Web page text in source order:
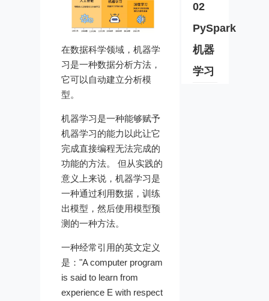
在数据科学领域，机器学
习是一种数据分析方法，
它可以自动建立分析模
型。
机器学习是一种能够赋予
机器学习的能力以此让它
完成直接编程无法完成的
功能的方法。 但从实践的
意义上来说，机器学习是
一种通过利用数据，训练
出模型，然后使用模型预
测的一种方法。
一种经常引用的英文定义
是："A computer program
is said to learn from
experience E with respect
02
PySpark
机器
学习